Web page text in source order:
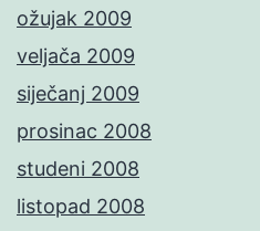
ožujak 2009
veljača 2009
siječanj 2009
prosinac 2008
studeni 2008
listopad 2008